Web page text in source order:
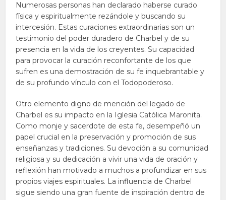
Numerosas personas han declarado haberse curado
física y espiritualmente rezándole y buscando su
intercesión. Estas curaciones extraordinarias son un
testimonio del poder duradero de Charbel y de su
presencia en la vida de los creyentes. Su capacidad
para provocar la curación reconfortante de los que
sufren es una demostración de su fe inquebrantable y
de su profundo vínculo con el Todopoderoso.
Otro elemento digno de mención del legado de
Charbel es su impacto en la Iglesia Católica Maronita.
Como monje y sacerdote de esta fe, desempeñó un
papel crucial en la preservación y promoción de sus
enseñanzas y tradiciones. Su devoción a su comunidad
religiosa y su dedicación a vivir una vida de oración y
reflexión han motivado a muchos a profundizar en sus
propios viajes espirituales. La influencia de Charbel
sigue siendo una gran fuente de inspiración dentro de